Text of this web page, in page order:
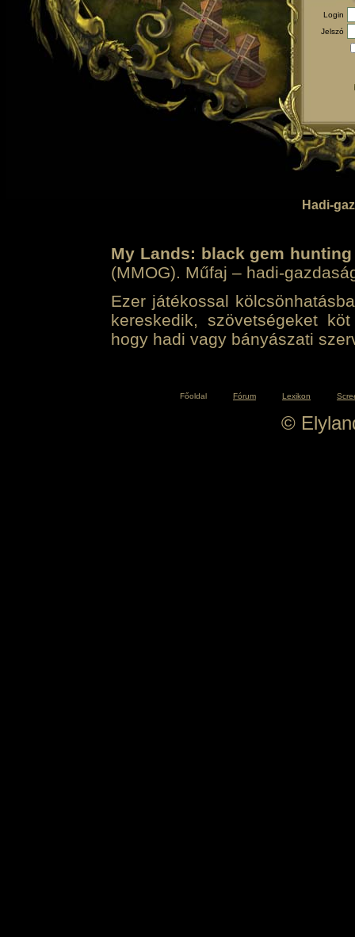
Login
Jelszó
Hadi-
My Lands: black gem hunting
(MMOG). Műfaj – hadi-
Ezer játékossal
kereskedik, szövetségeket
hogy hadi vagy bányászati
Főoldal Fórum Lexikon
©